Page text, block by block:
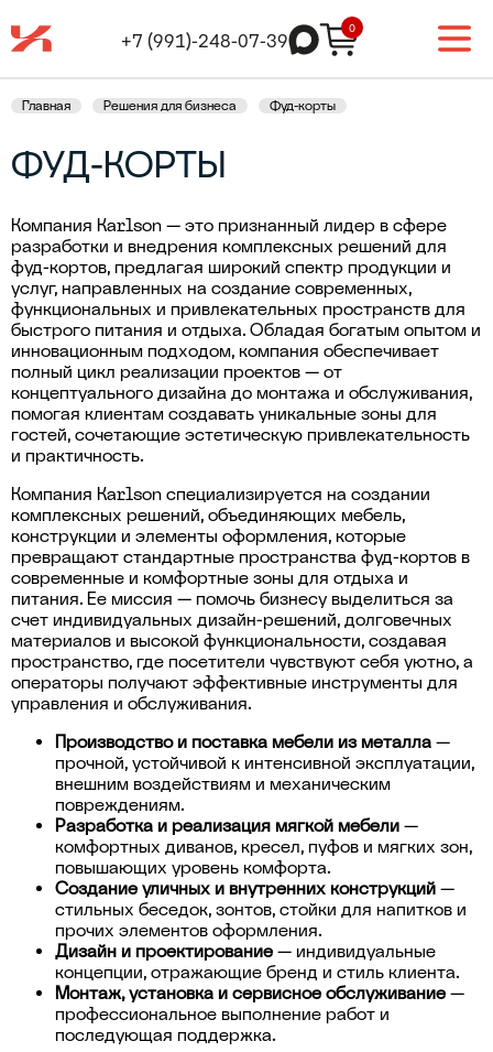
+7 (991)-248-07-39
0
Главная Решения для бизнеса Фуд-корты
ФУД-КОРТЫ
Компания Karlson — это признанный лидер в сфере
разработки и внедрения комплексных решений для
фуд-кортов, предлагая широкий спектр продукции и
услуг, направленных на создание современных,
функциональных и привлекательных пространств для
быстрого питания и отдыха. Обладая богатым опытом и
инновационным подходом, компания обеспечивает
полный цикл реализации проектов — от
концептуального дизайна до монтажа и обслуживания,
помогая клиентам создавать уникальные зоны для
гостей, сочетающие эстетическую привлекательность
и практичность.
Компания Karlson специализируется на создании
комплексных решений, объединяющих мебель,
конструкции и элементы оформления, которые
превращают стандартные пространства фуд-кортов в
современные и комфортные зоны для отдыха и
питания. Ее миссия — помочь бизнесу выделиться за
счет индивидуальных дизайн-решений, долговечных
материалов и высокой функциональности, создавая
пространство, где посетители чувствуют себя уютно, а
операторы получают эффективные инструменты для
управления и обслуживания.
Производство и поставка мебели из металла —
прочной, устойчивой к интенсивной эксплуатации,
внешним воздействиям и механическим
повреждениям.
Разработка и реализация мягкой мебели —
комфортных диванов, кресел, пуфов и мягких зон,
повышающих уровень комфорта.
Создание уличных и внутренних конструкций —
стильных беседок, зонтов, стойки для напитков и
прочих элементов оформления.
Дизайн и проектирование — индивидуальные
концепции, отражающие бренд и стиль клиента.
Монтаж, установка и сервисное обслуживание —
профессиональное выполнение работ и
последующая поддержка.